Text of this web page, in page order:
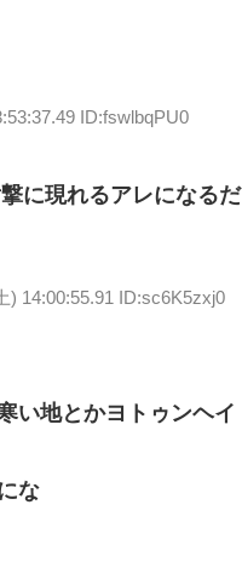
ID:fswlbqPU0
に現れるアレになるだ
) 14:00:55.91 ID:sc6K5zxj0
い地とかヨトゥンヘイ
な